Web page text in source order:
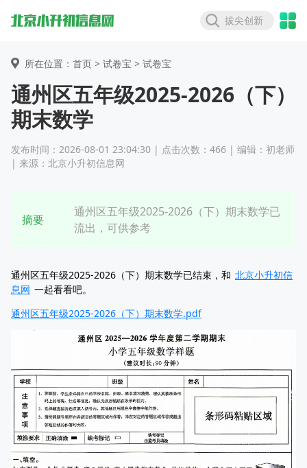
拔尖创新
所在位置：首页 > 试卷宝 > 试卷宝
通州区五年级2025-2026（下）
期末数学
发布时间：2026-08-01 23:04:30 | 点击次数：466 | 编辑：初老师
| 来源：北京小升初信息网
摘要
通州区五年级2025-2026（下）期末数学已
流出，可供参考
通州区五年级2025-2026（下）期末数学已结束，和 北京小升初信
息网 一起看看吧。
通州区五年级2025-2026（下）期末数学.pdf